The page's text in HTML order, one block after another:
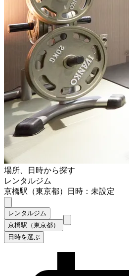
場所、日時から探す
レンタルジム
京橋駅（東京都）
日時：未設定
レンタルジム
京橋駅（東京都）
日時を選ぶ